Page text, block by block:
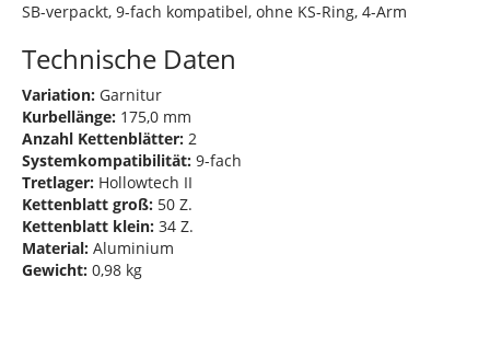
SB-verpackt, 9-fach kompatibel, ohne KS-Ring, 4-Arm
Technische Daten
Variation: Garnitur
Kurbellänge: 175,0 mm
Anzahl Kettenblätter: 2
Systemkompatibilität: 9-fach
Tretlager: Hollowtech II
Kettenblatt groß: 50 Z.
Kettenblatt klein: 34 Z.
Material: Aluminium
Gewicht: 0,98 kg